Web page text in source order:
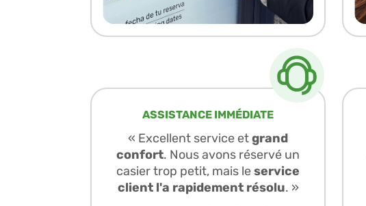
ASSISTANCE IMMÉDIATE
« Excellent service etgrand
confort. Nous avons réservé un
casier trop petit, mais leservice
client l'a rapidement résolu. »